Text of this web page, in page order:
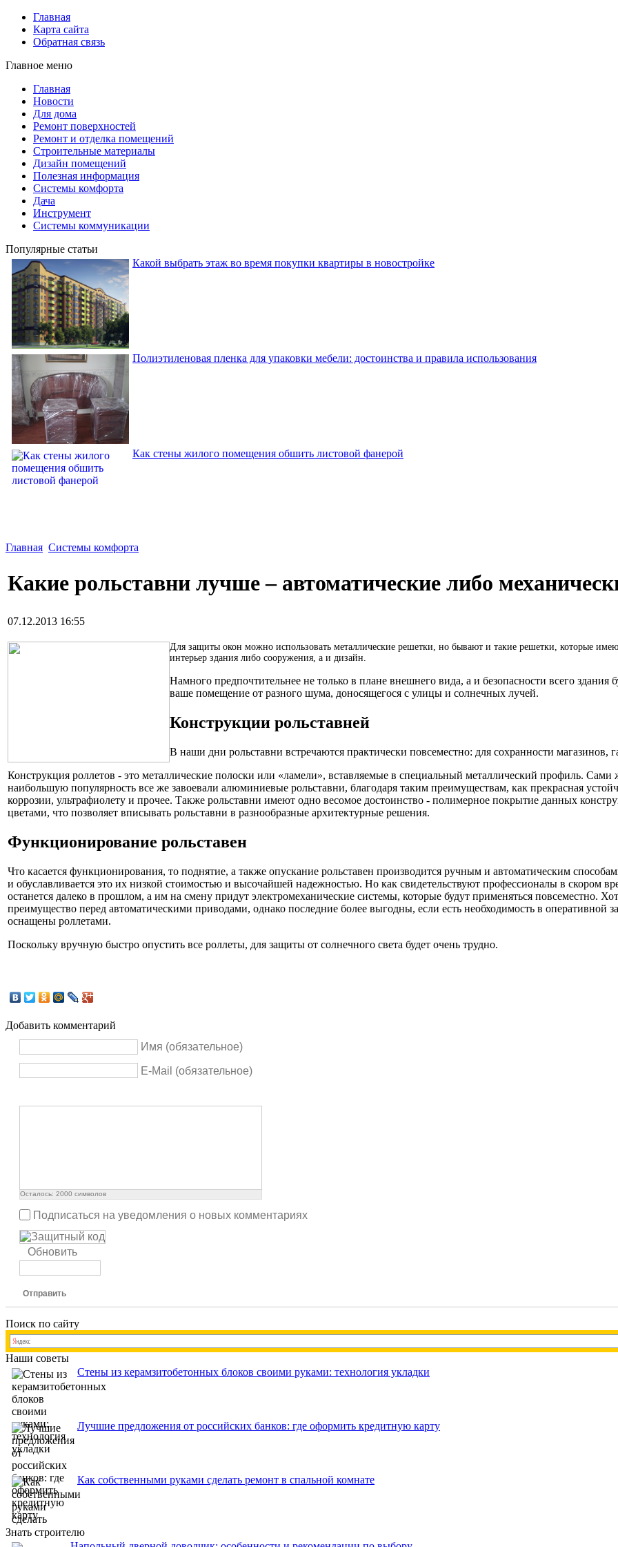
Главная
Карта сайта
Обратная связь
Главное меню
Главная
Новости
Для дома
Ремонт поверхностей
Ремонт и отделка помещений
Строительные материалы
Дизайн помещений
Полезная информация
Системы комфорта
Дача
Инструмент
Системы коммуникации
Популярные статьи
Какой выбрать этаж во время покупки квартиры в новостройке
Полиэтиленовая пленка для упаковки мебели: достоинства и правила использования
Как стены жилого помещения обшить листовой фанерой
Главная Системы комфорта
Какие рольставни лучше – автоматические либо
07.12.2013 16:55
Для защиты окон можно использовать металлические решетки, но бывают и такие решетки, которые
интерьер здания либо сооружения, а и дизайн.
Намного предпочтительнее не только в плане внешнего вида, а и безопасности всего
ваше помещение от разного шума, доносящегося с улицы и солнечных лучей.
Конструкции рольставней
В наши дни рольставни встречаются практически повсеместно: для сохранности
Конструкция роллетов - это металлические полоски или «ламели», вставляемые в специальный металлический профиль.
наибольшую популярность все же завоевали алюминиевые рольставни, благодаря таким преимуществам, как прекрасная
коррозии, ультрафиолету и прочее. Также рольставни имеют одно весомое достоинство - полимерное покрытие данных
цветами, что позволяет вписывать рольставни в разнообразные архитектурные решения.
Функционирование рольставен
Что касается функционирования, то поднятие, а также опускание рольставен производится ручным и автоматическим
и обуславливается это их низкой стоимостью и высочайшей надежностью. Но как свидетельствуют профессионалы в скором
останется далеко в прошлом, а им на смену придут электромеханические системы, которые будут применяться повсеместно.
преимущество перед автоматическими приводами, однако последние более выгодны, если есть необходимость в оперативной
оснащены роллетами.
Поскольку вручную быстро опустить все роллеты, для защиты от солнечного света будет очень трудно.
Добавить комментарий
Имя (обязательное)
E-Mail (обязательное)
Осталось: 2000 символов
Подписаться на уведомления о новых комментариях
Обновить
Отправить
Поиск по сайту
Наши советы
Стены из керамзитобетонных блоков своими руками: технология укладки
Лучшие предложения от российских банков: где оформить кредитную карту
Как собственными руками сделать ремонт в спальной комнате
Знать строителю